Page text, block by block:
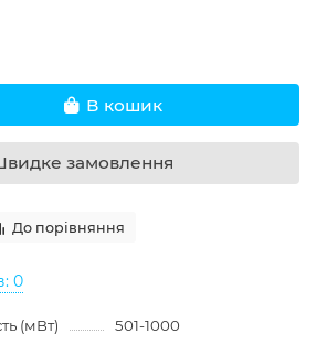
В кошик
замовлення
До порівняння
0
(мВт)
501-1000